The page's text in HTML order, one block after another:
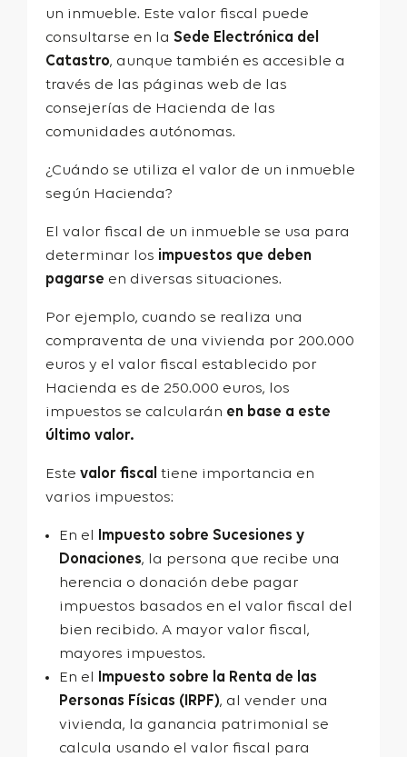
un inmueble. Este valor fiscal puede
consultarse en la Sede Electrónica del
Catastro, aunque también es accesible a
través de las páginas web de las
consejerías de Hacienda de las
comunidades autónomas.
¿Cuándo se utiliza el valor de un inmueble
según Hacienda?
El valor fiscal de un inmueble se usa para
determinar los impuestos que deben
pagarse en diversas situaciones.
Por ejemplo, cuando se realiza una
compraventa de una vivienda por 200.000
euros y el valor fiscal establecido por
Hacienda es de 250.000 euros, los
impuestos se calcularán en base a este
último valor.
Este valor fiscal tiene importancia en
varios impuestos:
En el
Impuesto sobre Sucesiones y
Donaciones, la persona que recibe una
herencia o donación debe pagar
impuestos basados en el valor fiscal del
bien recibido. A mayor valor fiscal,
mayores impuestos.
En el
Impuesto sobre la Renta de las
Personas Físicas (IRPF), al vender una
vivienda, la ganancia patrimonial se
calcula usando el valor fiscal para